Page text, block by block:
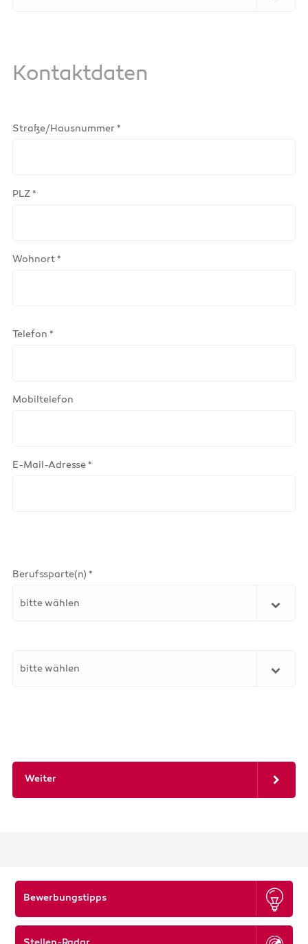
Kontaktdaten
Straße/Hausnummer *
PLZ *
Wohnort *
Telefon *
Mobiltelefon
E-Mail-Adresse *
Berufssparte(n) *
bitte wählen
bitte wählen
Weiter
Bewerbungstipps